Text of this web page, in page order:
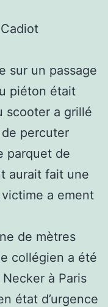
sur un passage
piéton était
scooter a grillé
percuter
parquet de
aurait fait une
a ement
de mètres
collégien a été
à Paris
état d’urgence